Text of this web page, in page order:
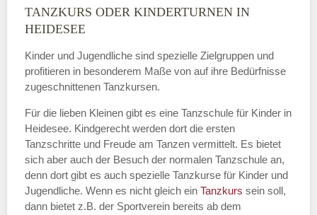
E-Mail*
Name der Tanzschule
TANZKURS ODER KINDERTURNEN IN
HEIDESEE
Kinder und Jugendliche sind spezielle Zielgruppen und
profitieren in besonderem Maße von auf ihre Bedürfnisse
zugeschnittenen Tanzkursen.
Für die lieben Kleinen gibt es eine Tanzschule für Kinder in
Heidesee. Kindgerecht werden dort die ersten
Tanzschritte und Freude am Tanzen vermittelt. Es bietet
sich aber auch der Besuch der normalen Tanzschule an,
denn dort gibt es auch spezielle Tanzkurse für Kinder und
Jugendliche. Wenn es nicht gleich ein Tanzkurs sein soll,
dann bietet z.B. der Sportverein bereits ab dem